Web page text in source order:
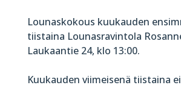
Lounaskokous kuukauden
tiistaina Lounasravintola
Laukaantie 24, klo 13:00.
Kuukauden viimeisenä tiistaina